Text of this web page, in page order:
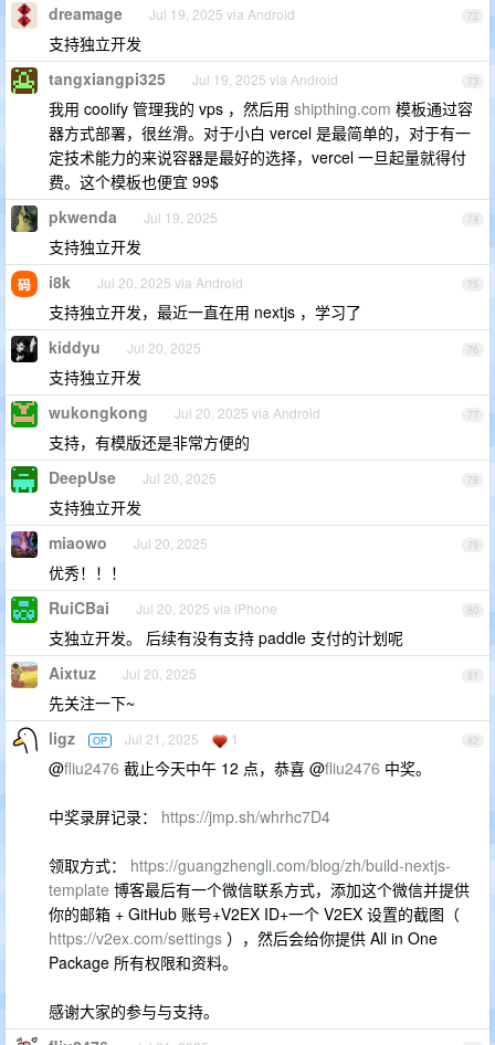
72
dreamage Jul 19, 2025 via Android
支持独立开发
73
tangxiangpi325 Jul 19, 2025 via Android
我用 coolify 管理我的 vps ，然后用 shipthing.com 模板通过容
器方式部署，很丝滑。对于小白 vercel 是最简单的，对于有一
定技术能力的来说容器是最好的选择，vercel 一旦起量就得付
费。这个模板也便宜 99$
74
pkwenda Jul 19, 2025
支持独立开发
75
i8k Jul 20, 2025 via Android
支持独立开发，最近一直在用 nextjs ，学习了
76
kiddyu Jul 20, 2025
支持独立开发
77
wukongkong Jul 20, 2025 via Android
支持，有模版还是非常方便的
78
DeepUse Jul 20, 2025
支持独立开发
79
miaowo Jul 20, 2025
优秀！！！
80
RuiCBai Jul 20, 2025 via iPhone
支独立开发。 后续有没有支持 paddle 支付的计划呢
81
Aixtuz Jul 20, 2025
先关注一下~
82
ligz OP Jul 21, 2025 1
@fliu2476 截止今天中午 12 点，恭喜 @fliu2476 中奖。
中奖录屏记录： https://jmp.sh/whrhc7D4
领取方式： https://guangzhengli.com/blog/zh/build-nextjs-
template 博客最后有一个微信联系方式，添加这个微信并提供
你的邮箱 + GitHub 账号+V2EX ID+一个 V2EX 设置的截图（
https://v2ex.com/settings ），然后会给你提供 All in One
Package 所有权限和资料。
感谢大家的参与与支持。